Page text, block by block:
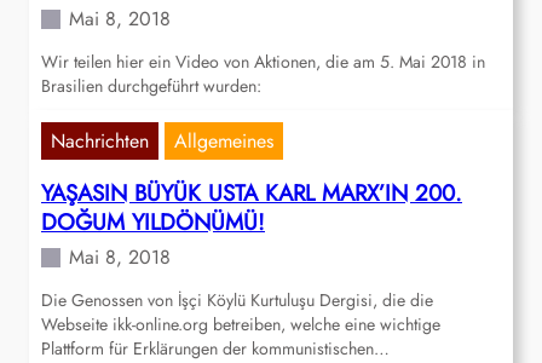
Mai 8, 2018
Wir teilen hier ein Video von Aktionen, die am 5. Mai 2018 in
Brasilien durchgeführt wurden:
Nachrichten Allgemeines
YAŞASIN BÜYÜK USTA KARL MARX’IN 200.
DOĞUM YILDÖNÜMÜ!
Mai 8, 2018
Die Genossen von İşçi Köylü Kurtuluşu Dergisi, die die
Webseite ikk-online.org betreiben, welche eine wichtige
Plattform für Erklärungen der kommunistischen…